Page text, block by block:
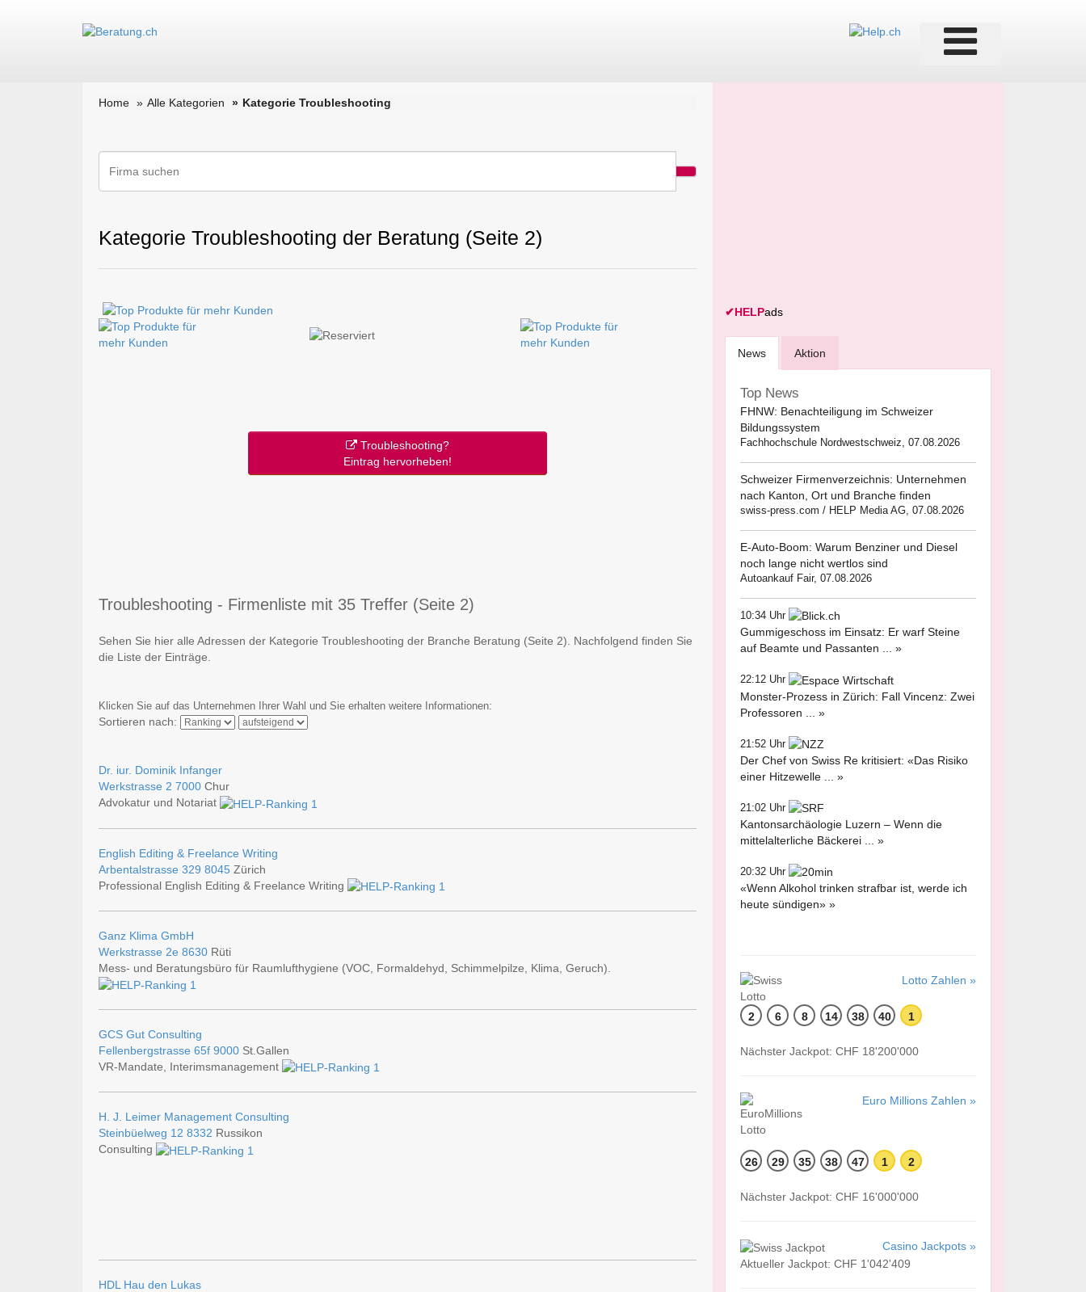
Home Alle Kategorien Kategorie Troubleshooting
Kategorie Troubleshooting der Beratung (Seite 2)
Troubleshooting?
Eintrag hervorheben!
Troubleshooting - Firmenliste mit 35 Treffer (Seite 2)
Sehen Sie hier alle Adressen der Kategorie Troubleshooting der Branche Beratung (Seite 2). Nachfolgend finden Sie
die Liste der Einträge.
Klicken Sie auf das Unternehmen Ihrer Wahl und Sie erhalten weitere Informationen:
Sortieren nach:
Dr. iur. Dominik Infanger
Werkstrasse 2 7000 Chur
Advokatur und Notariat
English Editing & Freelance Writing
Arbentalstrasse 329 8045 Zürich
Professional English Editing & Freelance Writing
Ganz Klima GmbH
Werkstrasse 2e 8630 Rüti
Mess- und Beratungsbüro für Raumlufthygiene (VOC, Formaldehyd, Schimmelpilze, Klima, Geruch).
GCS Gut Consulting
Fellenbergstrasse 65f 9000 St.Gallen
VR-Mandate, Interimsmanagement
H. J. Leimer Management Consulting
Steinbüelweg 12 8332 Russikon
Consulting
HDL Hau den Lukas
✔HELPads
News Aktion
Top News
FHNW: Benachteiligung im Schweizer
Bildungssystem
Fachhochschule Nordwestschweiz, 07.08.2026
Schweizer Firmenverzeichnis: Unternehmen
nach Kanton, Ort und Branche finden
swiss-press.com / HELP Media AG, 07.08.2026
E-Auto-Boom: Warum Benziner und Diesel
noch lange nicht wertlos sind
Autoankauf Fair, 07.08.2026
10:34 Uhr
Gummigeschoss im Einsatz: Er warf Steine
auf Beamte und Passanten ... »
22:12 Uhr
Monster-Prozess in Zürich: Fall Vincenz: Zwei
Professoren ... »
21:52 Uhr
Der Chef von Swiss Re kritisiert: «Das Risiko
einer Hitzewelle ... »
21:02 Uhr
Kantonsarchäologie Luzern – Wenn die
mittelalterliche Bäckerei ... »
20:32 Uhr
«Wenn Alkohol trinken strafbar ist, werde ich
heute sündigen» »
Lotto Zahlen »
2 6 8 14 38 40 1
Nächster Jackpot: CHF 18'200'000
Euro Millions Zahlen »
26 29 35 38 47 1 2
Nächster Jackpot: CHF 16'000'000
Casino Jackpots »
Aktueller Jackpot: CHF 1'042'409